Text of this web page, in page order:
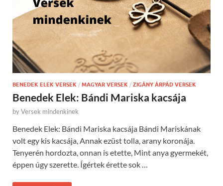
BENEDEK ELEK VERSEK / MAGYAR VERSEK / ZIGÁNY ÁRPÁD VERSEK
Benedek Elek: Bándi Mariska kacsája
byVersek mindenkinek
Benedek Elek: Bándi Mariska kacsája Bándi Mariskának
volt egy kis kacsája, Annak ezüst tolla, arany koronája.
Tenyerén hordozta, onnan is etette, Mint anya gyermekét,
éppen úgy szerette. Ígértek érette sok …